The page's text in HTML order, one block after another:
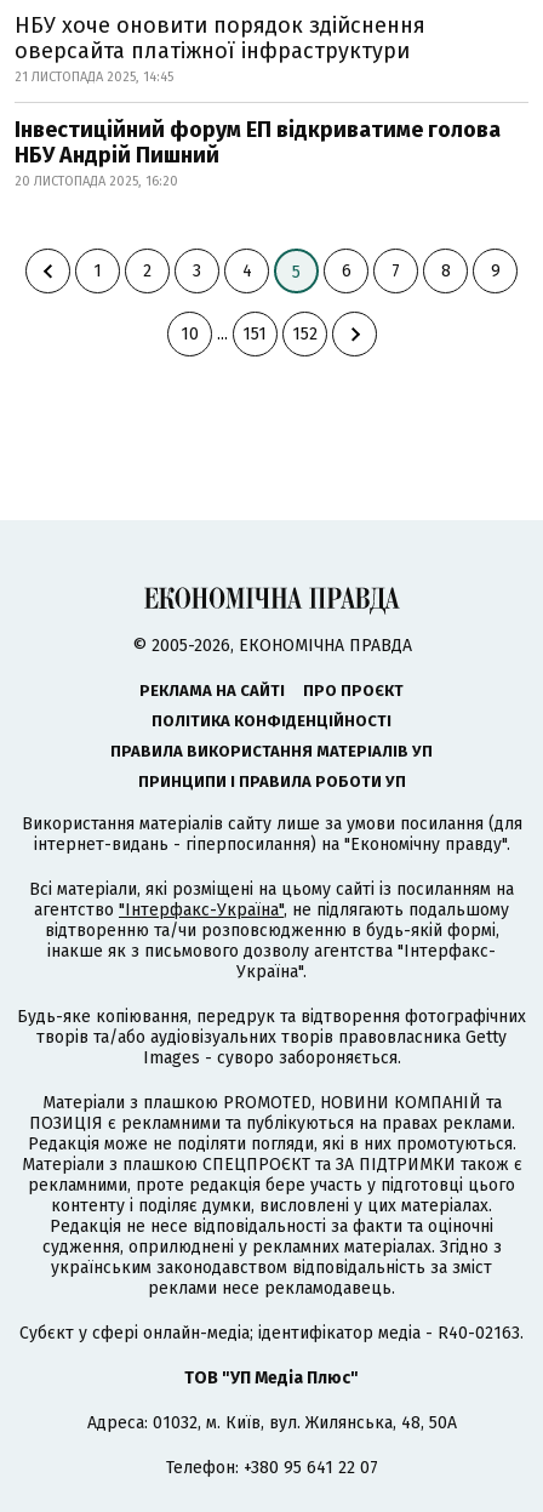
НБУ хоче оновити порядок здійснення
оверсайта платіжної інфраструктури
21 ЛИСТОПАДА 2025, 14:45
Інвестиційний форум ЕП відкриватиме голова
НБУ Андрій Пишний
20 ЛИСТОПАДА 2025, 16:20
1 2 3 4 5 6 7 8 9
10 ... 151 152
© 2005-2026, ЕКОНОМІЧНА ПРАВДА
РЕКЛАМА НА САЙТІ
ПРО ПРОЄКТ
ПОЛІТИКА КОНФІДЕНЦІЙНОСТІ
ПРАВИЛА ВИКОРИСТАННЯ МАТЕРІАЛІВ УП
ПРИНЦИПИ І ПРАВИЛА РОБОТИ УП
Використання матеріалів сайту лише за умови посилання (для
інтернет-видань - гіперпосилання) на "Економічну правду".
Всі матеріали, які розміщені на цьому сайті із посиланням на
агентство "Інтерфакс-Україна", не підлягають подальшому
відтворенню та/чи розповсюдженню в будь-якій формі,
інакше як з письмового дозволу агентства "Інтерфакс-
Україна".
Будь-яке копіювання, передрук та відтворення фотографічних
творів та/або аудіовізуальних творів правовласника Getty
Images - суворо забороняється.
Матеріали з плашкою PROMOTED, НОВИНИ КОМПАНІЙ та
ПОЗИЦІЯ є рекламними та публікуються на правах реклами.
Редакція може не поділяти погляди, які в них промотуються.
Матеріали з плашкою СПЕЦПРОЄКТ та ЗА ПІДТРИМКИ також є
рекламними, проте редакція бере участь у підготовці цього
контенту і поділяє думки, висловлені у цих матеріалах.
Редакція не несе відповідальності за факти та оціночні
судження, оприлюднені у рекламних матеріалах. Згідно з
українським законодавством відповідальність за зміст
реклами несе рекламодавець.
Cубєкт у сфері онлайн-медіа; ідентифікатор медіа - R40-02163.
ТОВ "УП Медіа Плюс"
Адреса: 01032, м. Київ, вул. Жилянська, 48, 50А
Телефон: +380 95 641 22 07